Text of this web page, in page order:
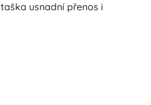
taška usnadní přenos i